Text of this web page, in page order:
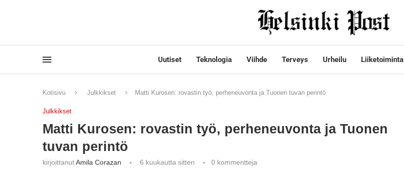
Uutiset Teknologia Viihde Terveys Urheilu Liiketoiminta
Kotisivu Julkkikset Matti Kurosen: rovastin työ, perheneuvonta ja Tuonen tuvan perintö
Julkkikset
Matti Kurosen: rovastin työ, perheneuvonta ja Tuonen
tuvan perintö
kirjoittanutAmila Corazan 6 kuukautta sitten 0 kommentteja